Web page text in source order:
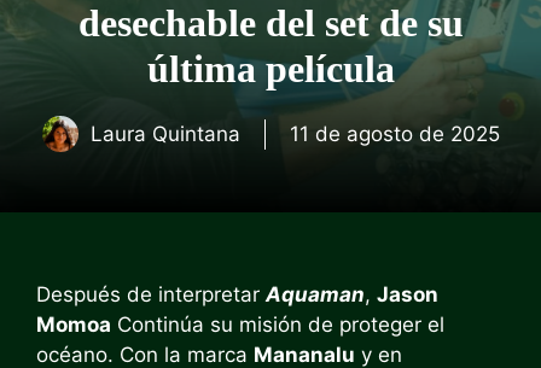
desechable del set de su
última película
Laura Quintana 11 de agosto de 2025
Después de interpretar Aquaman, Jason
Momoa Continúa su misión de proteger el
océano. Con la marca Mananalu y en